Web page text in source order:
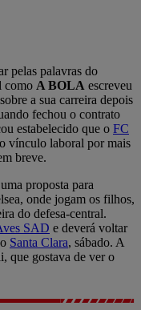
pelas palavras do
como A BOLA escreveu
a sua carreira depois
fechou o contrato
estabelecido que o FC
vínculo laboral por mais
breve.
proposta para
onde jogam os filhos,
do defesa-central.
SAD e deverá voltar
Santa Clara, sábado. A
que gostava de ver o